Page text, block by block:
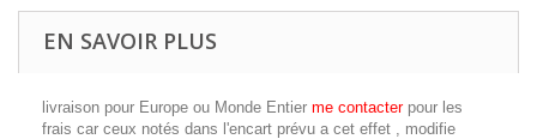
EN SAVOIR PLUS
livraison pour Europe ou Monde Entier me contacter pour les
frais car ceux notés dans l'encart prévu a cet effet , modifie